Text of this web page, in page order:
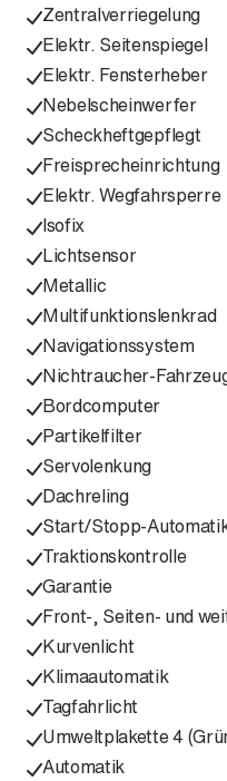
Zentralverriegelung
Elektr. Seitenspiegel
Elektr. Fensterheber
Nebelscheinwerfer
Scheckheftgepflegt
Freisprecheinrichtung
Elektr. Wegfahrsperre
Isofix
Lichtsensor
Metallic
Multifunktionslenkrad
Navigationssystem
Nichtraucher-
Bordcomputer
Partikelfilter
Servolenkung
Dachreling
Start/Stopp-
Traktionskontrolle
Garantie
Front-, Seiten- und
Kurvenlicht
Klimaautomatik
Tagfahrlicht
Umweltplakette 4
Automatik